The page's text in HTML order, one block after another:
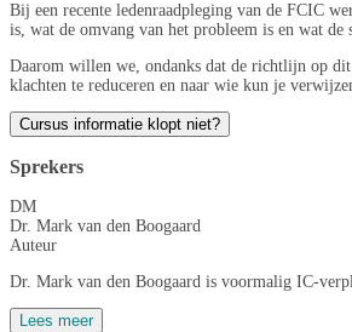
Bij een recente ledenraadpleging van de FCIC
is, wat de omvang van het probleem is en wat
Daarom willen we, ondanks dat de richtlijn op
klachten te reduceren en naar wie kun je
Cursus informatie klopt niet?
Sprekers
DM
Dr. Mark van den Boogaard
Auteur
Dr. Mark van den Boogaard is voormalig IC-
Lees meer